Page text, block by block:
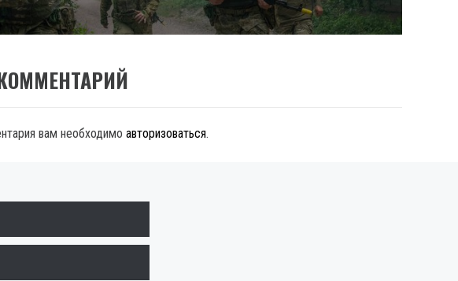
вам необходимо авторизоваться.